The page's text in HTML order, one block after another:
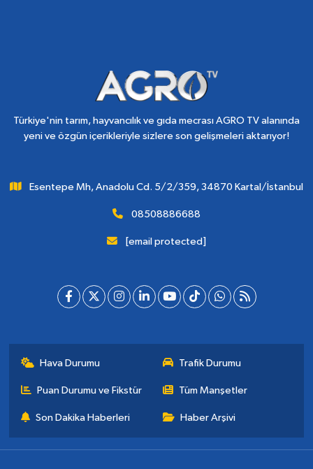
Türkiye'nin tarım, hayvancılık ve gıda mecrası AGRO TV alanında
yeni ve özgün içerikleriyle sizlere son gelişmeleri aktarıyor!
Esentepe Mh, Anadolu Cd. 5/2/359, 34870 Kartal/İstanbul
08508886688
[email protected]
Hava Durumu Trafik Durumu
Puan Durumu ve Fikstür Tüm Manşetler
Son Dakika Haberleri Haber Arşivi